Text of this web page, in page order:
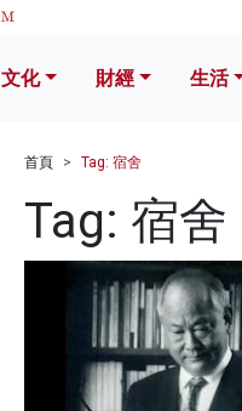
文化 財經 生活
首頁 Tag: 宿舍
Tag: 宿舍